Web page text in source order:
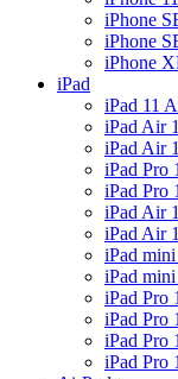
iPhone
iPhone
iPhone
iPad
iPad 11
iPad Air
iPad Air
iPad Pro
iPad Pro
iPad Air
iPad Air
iPad
iPad
iPad Pro
iPad Pro
iPad Pro
iPad Pro